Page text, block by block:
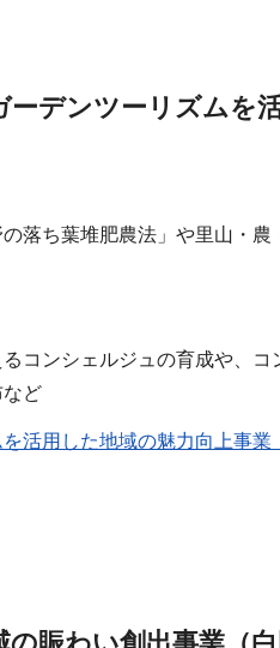
ーデンツーリズムを
落ち葉堆肥農法」や里山・
るコンシェルジュの育成や、
など
活用した地域の魅力向上事業